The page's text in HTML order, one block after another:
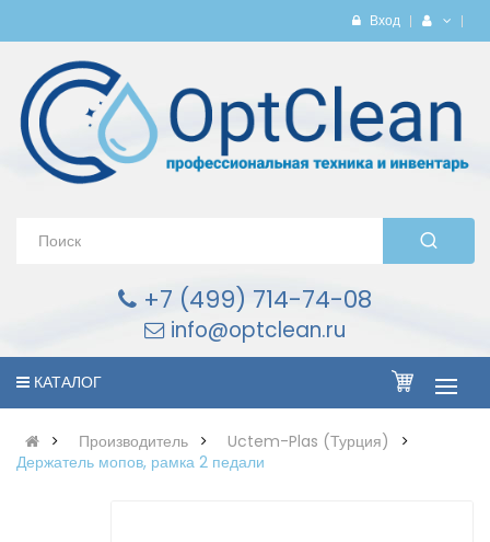
Вход
+7 (499) 714-74-08
info@optclean.ru
КАТАЛОГ
Производитель
Uctem-Plas (Турция)
Держатель мопов, рамка 2 педали